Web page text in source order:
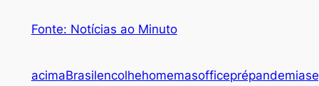
Fonte: Notícias ao Minuto
acimaBrasilencolhehomemasofficeprépandemia